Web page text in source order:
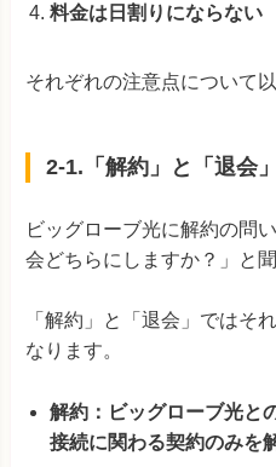
料金は日割りにならない
それぞれの注意点について
2-1.「解約」と「退会
ビッグローブ光に解約の問
会どちらにしますか？」と聞
「解約」と「退会」ではそ
なります。
解約：ビッグローブ光と
接続に関わる契約のみを